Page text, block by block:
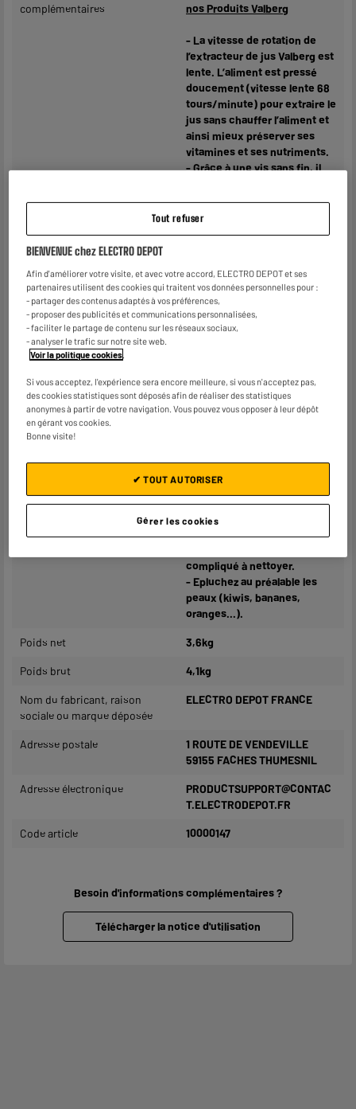
complémentaires
nos Produits Valberg
- La vitesse de rotation de
l’extracteur de jus Valberg est
lente. L’aliment est pressé
doucement (vitesse lente 68
tours/minute) pour extraire le
jus sans chauffer l’aliment et
ainsi mieux préserver ses
vitamines et ses nutriments.
- Grâce à une vis sans fin, il
froid.
Cette extraction à froid
permet notamment au jus de
longtemps. Le jus et la pulpe
sont séparés.
- Les préparations à partir de
l'extracteur peuvent être
au réfrigérateur.
- Idéal pour ceux et celles qui
Conseil :
- Nettoyez immédiatement
votre appareil. Lorsque la
pulpe sèche sur le tamis, ce
compliqué à nettoyer.
- Epluchez au préalable les
peaux (kiwis, bananes,
oranges...).
Poids net 3,6kg
Poids brut 4,1kg
Nom du fabricant, raison
sociale ou marque déposée
ELECTRO DEPOT FRANCE
Adresse postale
1 ROUTE DE VENDEVILLE
59155 FACHES THUMESNIL
Adresse électronique
PRODUCTSUPPORT@CONTAC
T.ELECTRODEPOT.FR
Code article 10000147
Besoin d'informations complémentaires ?
Télécharger la notice d'utilisation
Tout refuser
BIENVENUE chez ELECTRO DEPOT
Afin d'améliorer votre visite, et avec votre accord, ELECTRO DEPOT et ses
partenaires utilisent des cookies qui traitent vos données personnelles pour :
- partager des contenus adaptés à vos préférences,
- proposer des publicités et communications personnalisées,
- faciliter le partage de contenu sur les réseaux sociaux,
- analyser le trafic sur notre site web.
Voir la politique cookies.
Si vous acceptez, l'expérience sera encore meilleure, si vous n'acceptez pas,
des cookies statistiques sont déposés afin de réaliser des statistiques
anonymes à partir de votre navigation. Vous pouvez vous opposer à leur dépôt
en gérant vos cookies.
Bonne visite!
Gérer les cookies
✔ TOUT AUTORISER